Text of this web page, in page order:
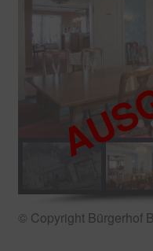
© Copyright Bürgerhof